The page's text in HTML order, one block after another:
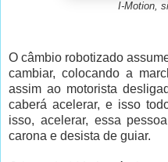
I-Motion,
O câmbio robotizado
cambiar, colocando a
assim ao motorista
caberá acelerar, e isso
isso, acelerar, essa
carona e desista de guiar.